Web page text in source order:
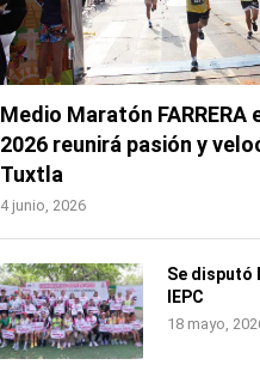
Medio Maratón FARRERA
2026 reunirá pasión y
Tuxtla
4 junio, 2026
Se disputó
IEPC
18 mayo,